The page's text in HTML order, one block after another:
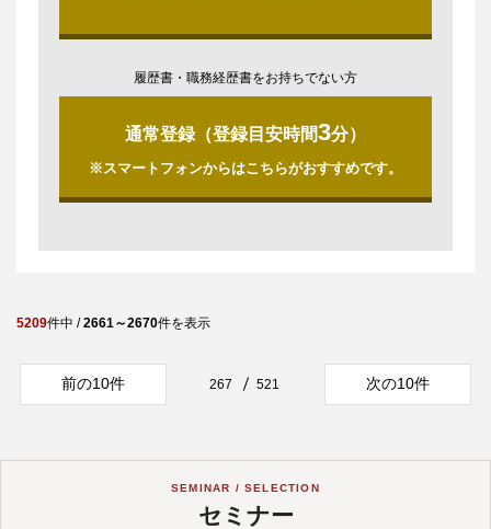
履歴書・職務経歴書をお持ちでない方
通常登録（登録目安時間3分）
※スマートフォンからはこちらがおすすめです。
5209件中 /2661～2670件を表示
前の10件 267 521 次の10件
SEMINAR / SELECTION
セミナー